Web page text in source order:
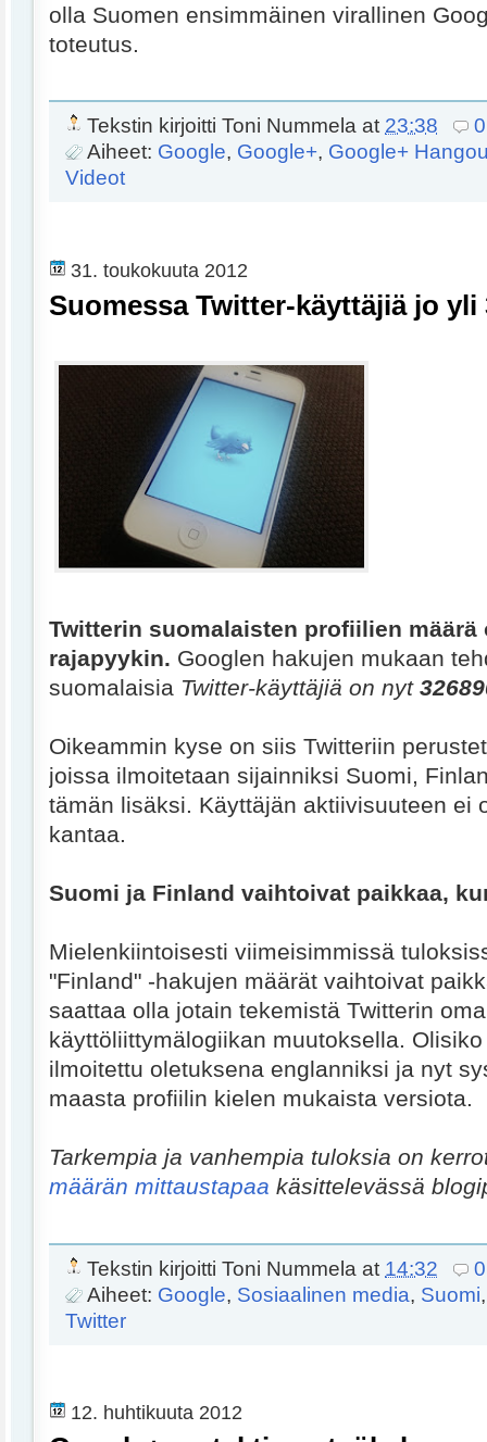
olla Suomen ensimmäinen virallinen
toteutus.
Tekstin kirjoitti Toni Nummela at 23:38
Aiheet: Google, Google+, Google+
Videot
31. toukokuuta 2012
Suomessa Twitter-käyttäjiä jo yli
Twitterin suomalaisten profiilien määrä
rajapyykin. Googlen hakujen mukaan
suomalaisia Twitter-käyttäjiä on nyt
Oikeammin kyse on siis Twitteriin
joissa ilmoitetaan sijainniksi Suomi,
tämän lisäksi. Käyttäjän aktiivisuuteen ei
kantaa.
Suomi ja Finland vaihtoivat paikkaa,
Mielenkiintoisesti viimeisimmissä
"Finland" -hakujen määrät vaihtoivat
saattaa olla jotain tekemistä Twitterin
käyttöliittymälogiikan muutoksella.
ilmoitettu oletuksena englanniksi ja nyt
maasta profiilin kielen mukaista versiota.
Tarkempia ja vanhempia tuloksia on
määrän mittaustapaa käsittelevässä
Tekstin kirjoitti Toni Nummela at 14:32
Aiheet: Google, Sosiaalinen media, Suomi
Twitter
12. huhtikuuta 2012